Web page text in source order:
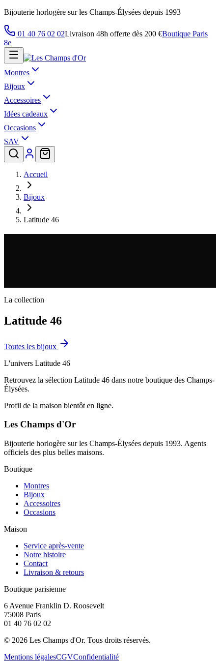
Bijouterie horlogère sur les Champs-Élysées depuis 1993
01 40 76 02 02Livraison 48h offerte dès 200 €Boutique Paris
8e
Montres
Bijoux
Accessoires
Idées cadeaux
Occasions
SAV
Accueil
Bijoux
Latitude 46
La collection
Latitude 46
Toutes les bijoux
L'univers Latitude 46
Retrouvez la sélection Latitude 46 dans notre boutique des Champs-
Élysées.
Profil de la maison bientôt en ligne.
Les Champs d'Or
Bijouterie horlogère sur les Champs-Élysées depuis 1993. Agents
officiels des plus belles maisons.
Boutique
Montres
Bijoux
Accessoires
Occasions
Maison
Service après-vente
Notre histoire
Contact
Livraison & retours
Boutique parisienne
6 Avenue Franklin D. Roosevelt
75008 Paris
01 40 76 02 02
© 2026 Les Champs d'Or. Tous droits réservés.
Mentions légalesCGVConfidentialité